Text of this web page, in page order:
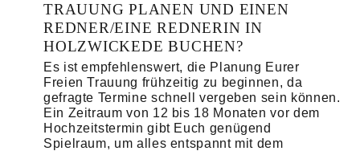
TRAUUNG PLANEN UND EINEN
REDNER/EINE REDNERIN IN
HOLZWICKEDE BUCHEN?
Es ist empfehlenswert, die Planung Eurer
Freien Trauung frühzeitig zu beginnen, da
gefragte Termine schnell vergeben sein können.
Ein Zeitraum von 12 bis 18 Monaten vor dem
Hochzeitstermin gibt Euch genügend
Spielraum, um alles entspannt mit dem